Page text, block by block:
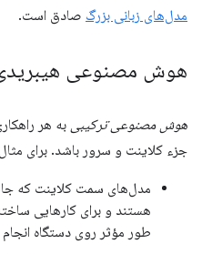
مدل‌های زبانی بزرگ صادق است.
هوش مصنوعی
هوش مصنوعی ترکیبی به هر
جزء کلاینت و سرور باشد. برای
مدل‌های سمت کلاینت که
هستند و برای کارهایی
طور مؤثر روی دستگاه